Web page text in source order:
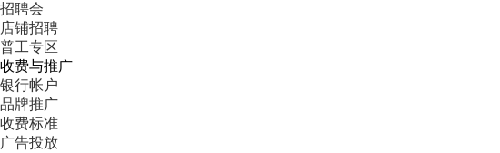
招聘会
店铺招聘
普工专区
收费与推广
银行帐户
品牌推广
收费标准
广告投放